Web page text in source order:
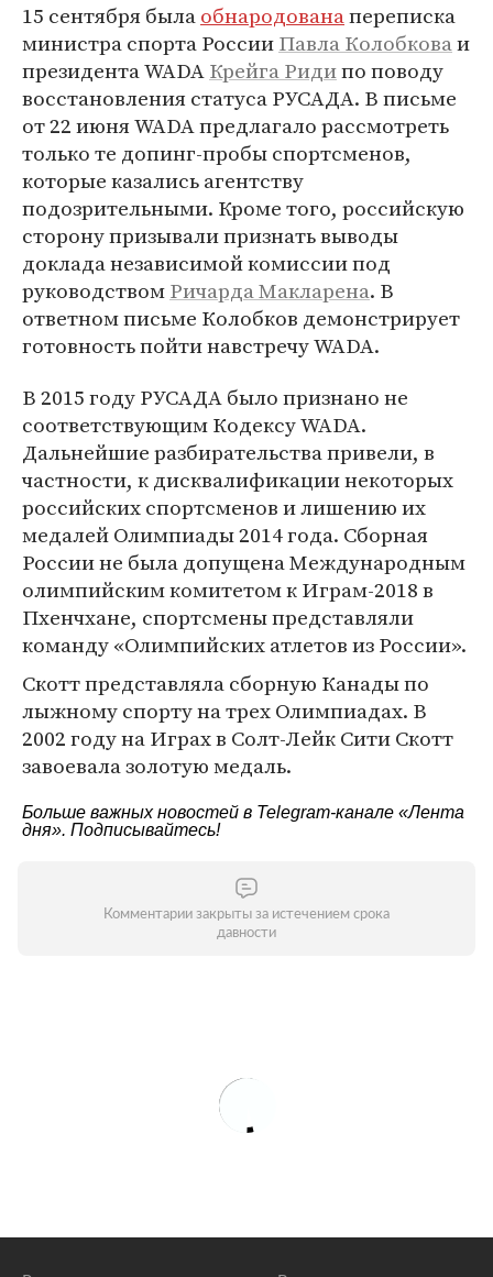
15 сентября былаобнародованапереписка
министра спорта РоссииПавла Колобковаи
президента WADAКрейга Ридипо поводу
восстановления статуса РУСАДА. В письме
от 22 июня WADA предлагало рассмотреть
только те допинг-пробы спортсменов,
которые казались агентству
подозрительными. Кроме того, российскую
сторону призывали признать выводы
доклада независимой комиссии под
руководствомРичарда Макларена. В
ответном письме Колобков демонстрирует
готовность пойти навстречу WADA.
В 2015 году РУСАДА было признано не
соответствующим Кодексу WADA.
Дальнейшие разбирательства привели, в
частности, к дисквалификации некоторых
российских спортсменов и лишению их
медалей Олимпиады 2014 года. Сборная
России не была допущена Международным
олимпийским комитетом к Играм-2018 в
Пхенчхане, спортсмены представляли
команду «Олимпийских атлетов из России».
Скотт представляла сборную Канады по
лыжному спорту на трех Олимпиадах. В
2002 году на Играх в Солт-Лейк Сити Скотт
завоевала золотую медаль.
Больше важных новостей в Telegram-канале «Лента
дня». Подписывайтесь!
Комментарии закрыты за истечением срока
давности